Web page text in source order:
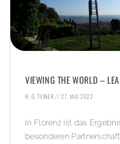
VIEWING THE WORLD –
H. G. TEINER 27. MAI 2022
In Florenz ist das
besonderen